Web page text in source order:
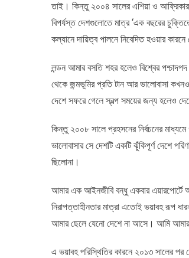
তাই। কিন্তু ২০০৪ সালের এশিয়া ও আফ্রিকার
বিপর্যস্ত দেশগুলোতে মাত্র ‘এক বছরের
কল্যানে দায়িত্ব পালনে নিবেদিত হওয়ার
লন্ডন আমার বসতি শহর হলেও বিশ্বের
থেকে জন্মভূমির প্রতি টান আর ভালোবাসা কখনও
দেশে সফরে গেলে স্বল্প সময়ের জন্য হলেও
কিন্তু ২০০৮ সালে প্রহসনের নির্বচনের
ভালোবাসার সে দেশটি একটি ঝুঁকিপূর্ণ দেশে
ছিলোনা।
আমার এক আইনজীবি বন্ধু একবার এয়ারপোর্টে
নিরাপত্তাহীনতার মাত্রা এতোই ভয়াবহ রূপ
আমার ছেলে যেনো দেশে না আসে। আমি আমার
এ ভয়াবহ পরিস্থিতির কারনে ২০১৩ সালের